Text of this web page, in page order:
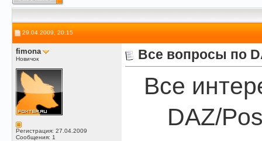
29.04.2009, 20:15
fimona
Новичок
Регистрация: 27.04.2009
Сообщения: 1
Все вопросы по
Все
DAZ/